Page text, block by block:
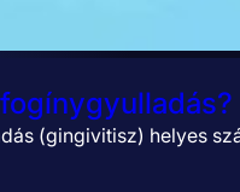
(gingivitisz) helyes